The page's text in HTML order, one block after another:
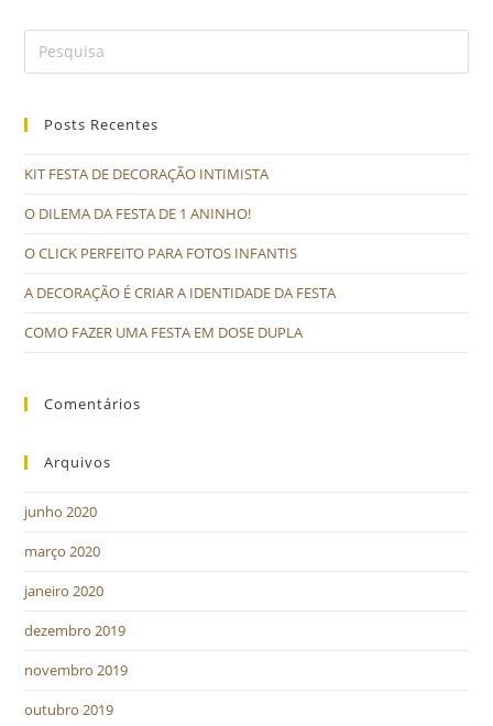
Posts Recentes
KIT FESTA DE DECORAÇÃO INTIMISTA
O DILEMA DA FESTA DE 1 ANINHO!
O CLICK PERFEITO PARA FOTOS INFANTIS
A DECORAÇÃO É CRIAR A IDENTIDADE DA FESTA
COMO FAZER UMA FESTA EM DOSE DUPLA
Comentários
Arquivos
junho 2020
março 2020
janeiro 2020
dezembro 2019
novembro 2019
outubro 2019